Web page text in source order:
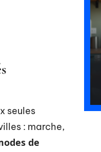
seules
: marche,
de